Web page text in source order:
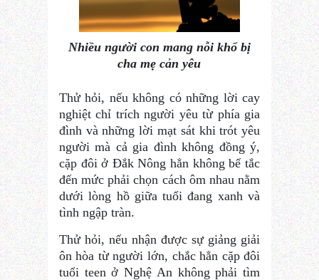
Nhiều người con mang nỗi khổ bị
cha mẹ cản yêu
Thử hỏi, nếu không có những lời cay
nghiệt chỉ trích người yêu từ phía gia
đình và những lời mạt sát khi trót yêu
người mà cả gia đình không đồng ý,
cặp đôi ở Đắk Nông hẳn không bế tắc
đến mức phải chọn cách ôm nhau nằm
dưới lòng hồ giữa tuổi đang xanh và
tình ngập tràn.
Thử hỏi, nếu nhận được sự giảng giải
ôn hòa từ người lớn, chắc hẳn cặp đôi
tuổi teen ở Nghệ An không phải tìm